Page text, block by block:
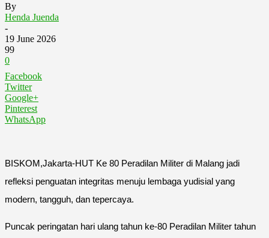
By
Henda Juenda
-
19 June 2026
99
0
Facebook
Twitter
Google+
Pinterest
WhatsApp
BISKOM,Jakarta-HUT Ke 80 Peradilan Militer di Malang jadi
refleksi penguatan integritas menuju lembaga yudisial yang
modern, tangguh, dan tepercaya.
Puncak peringatan hari ulang tahun ke-80 Peradilan Militer tahun